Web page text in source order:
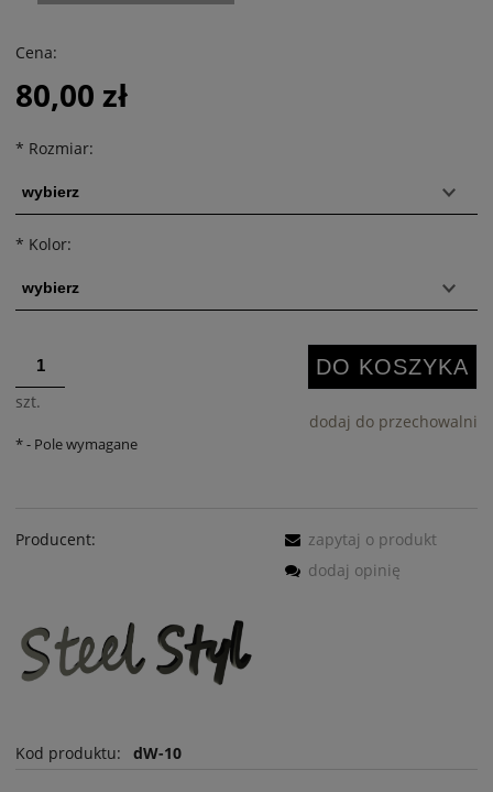
Cena:
80,00 zł
* Rozmiar:
* Kolor:
szt.
DO KOSZYKA
dodaj do przechowalni
*- Pole wymagane
Producent:
Kod produktu: dW-10
zapytaj o produkt
dodaj opinię